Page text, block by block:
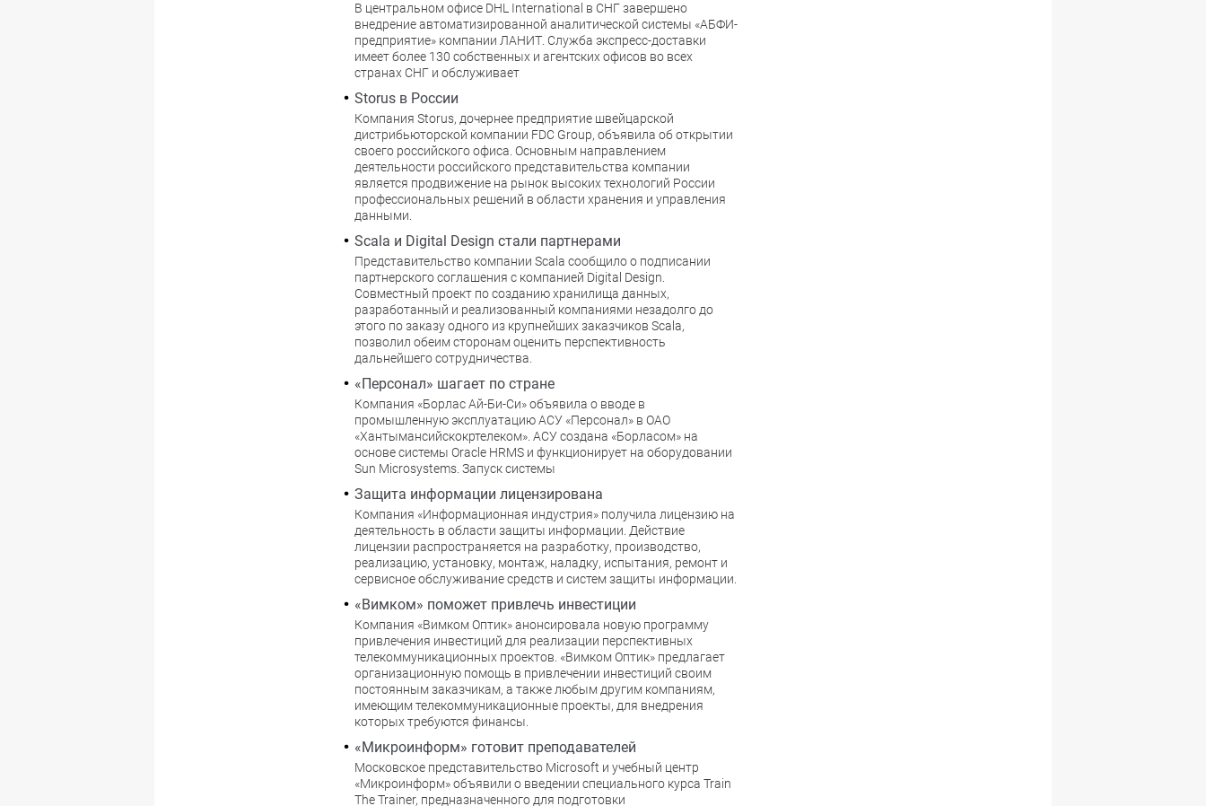
В центральном офисе DHL International в СНГ завершено
внедрение автоматизированной аналитической системы «АБФИ-
предприятие» компании ЛАНИТ. Служба экспресс-доставки
имеет более 130 собственных и агентских офисов во всех
странах СНГ и обслуживает
Storus в России
Компания Storus, дочернее предприятие швейцарской
дистрибьюторской компании FDC Group, объявила об открытии
своего российского офиса. Основным направлением
деятельности российского представительства компании
является продвижение на рынок высоких технологий России
профессиональных решений в области хранения и управления
данными.
Scala и Digital Design стали партнерами
Представительство компании Scala сообщило о подписании
партнерского соглашения с компанией Digital Design.
Совместный проект по созданию хранилища данных,
разработанный и реализованный компаниями незадолго до
этого по заказу одного из крупнейших заказчиков Scala,
позволил обеим сторонам оценить перспективность
дальнейшего сотрудничества.
«Персонал» шагает по стране
Компания «Борлас Ай-Би-Си» объявила о вводе в
промышленную эксплуатацию АСУ «Персонал» в ОАО
«Хантымансийскокртелеком». АСУ создана «Борласом» на
основе системы Oracle HRMS и функционирует на оборудовании
Sun Microsystems. Запуск системы
Защита информации лицензирована
Компания «Информационная индустрия» получила лицензию на
деятельность в области защиты информации. Действие
лицензии распространяется на разработку, производство,
реализацию, установку, монтаж, наладку, испытания, ремонт и
сервисное обслуживание средств и систем защиты информации.
«Вимком» поможет привлечь инвестиции
Компания «Вимком Оптик» анонсировала новую программу
привлечения инвестиций для реализации перспективных
телекоммуникационных проектов. «Вимком Оптик» предлагает
организационную помощь в привлечении инвестиций своим
постоянным заказчикам, а также любым другим компаниям,
имеющим телекоммуникационные проекты, для внедрения
которых требуются финансы.
«Микроинформ» готовит преподавателей
Московское представительство Microsoft и учебный центр
«Микроинформ» объявили о введении специального курса Train
The Trainer, предназначенного для подготовки